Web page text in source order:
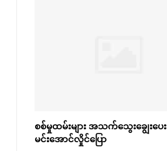
စစ်မှုထမ်းများ အသက်သွေးချွေးပ
မင်းအောင်လှိုင်ပြော